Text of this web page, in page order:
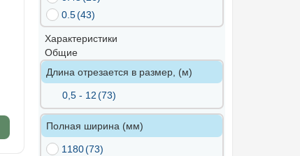
0.5(43)
Характеристики
Общие
Длина отрезается в размер, (м)
0,5 - 12(73)
Полная ширина (мм)
1180(73)